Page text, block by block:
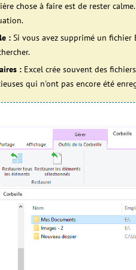
chose à faire est de rester
: Si vous avez supprimé un
: Excel crée souvent des
qui n'ont pas encore été